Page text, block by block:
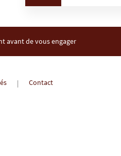
avant de vous engager
Contact